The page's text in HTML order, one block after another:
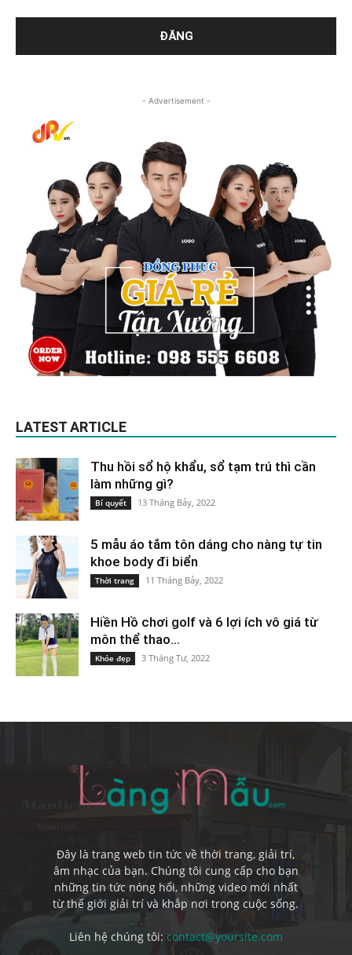
- Advertisement -
LATEST ARTICLE
Thu hồi sổ hộ khẩu, sổ tạm trú thì cần
làm những gì?
Bí quyết 13 Tháng Bảy, 2022
5 mẫu áo tắm tôn dáng cho nàng tự tin
khoe body đi biển
Thời trang 11 Tháng Bảy, 2022
Hiền Hồ chơi golf và 6 lợi ích vô giá từ
môn thể thao...
Khỏe đẹp 3 Tháng Tư, 2022
Đây là trang web tin tức về thời trang, giải trí,
âm nhạc của bạn. Chúng tôi cung cấp cho bạn
những tin tức nóng hổi, những video mới nhất
từ thế giới giải trí và khắp nơi trong cuộc sống.
Liên hệ chúng tôi: contact@yoursite.com